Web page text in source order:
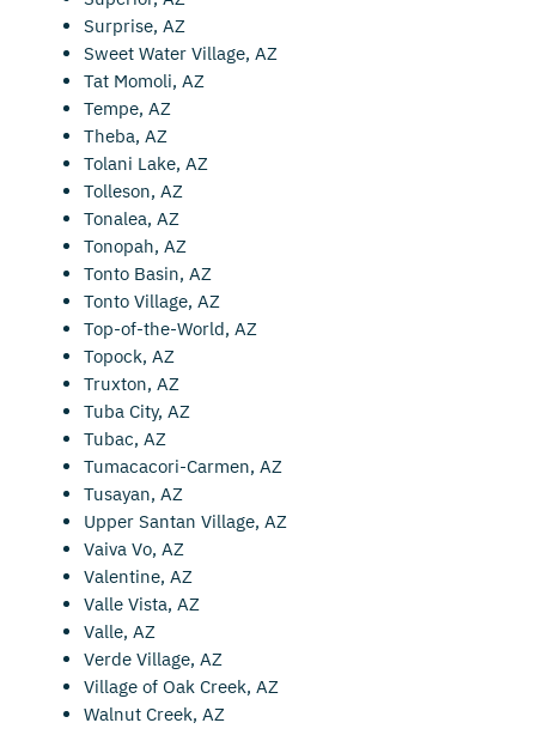
Surprise, AZ
Sweet Water Village, AZ
Tat Momoli, AZ
Tempe, AZ
Theba, AZ
Tolani Lake, AZ
Tolleson, AZ
Tonalea, AZ
Tonopah, AZ
Tonto Basin, AZ
Tonto Village, AZ
Top-of-the-World, AZ
Topock, AZ
Truxton, AZ
Tuba City, AZ
Tubac, AZ
Tumacacori-Carmen, AZ
Tusayan, AZ
Upper Santan Village, AZ
Vaiva Vo, AZ
Valentine, AZ
Valle Vista, AZ
Valle, AZ
Verde Village, AZ
Village of Oak Creek, AZ
Walnut Creek, AZ